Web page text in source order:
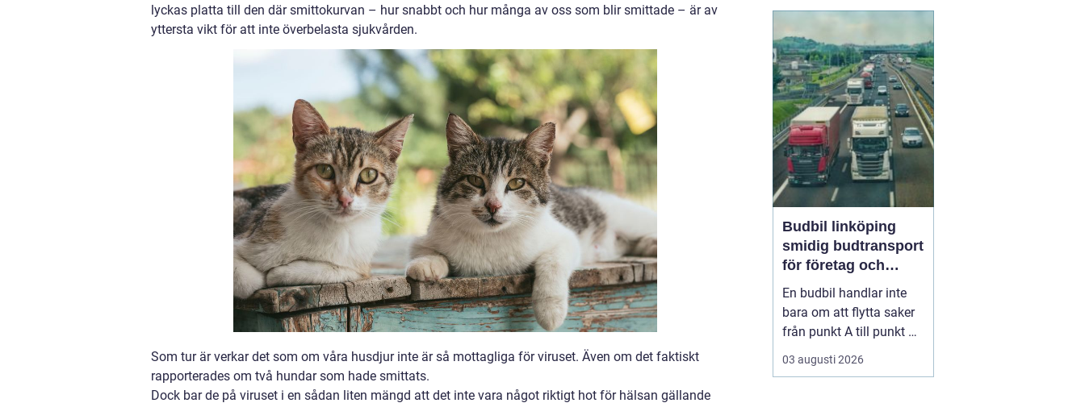
lyckas platta till den där smittokurvan – hur snabbt och hur många av oss som blir smittade – är av
yttersta vikt för att inte överbelasta sjukvården.
Som tur är verkar det som om våra husdjur inte är så mottagliga för viruset. Även om det faktiskt
rapporterades om två hundar som hade smittats.
Dock bar de på viruset i en sådan liten mängd att det inte vara något riktigt hot för hälsan gällande
och skärmar
tältplatser enenkel väg
till lugn, n...
Budbil linköping
smidig budtransport
för företag och
privatpersoner
En budbil handlar inte
bara om att flytta saker
från punkt A till punkt B.
För många företag i
Linköping är den en
03 augusti 2026